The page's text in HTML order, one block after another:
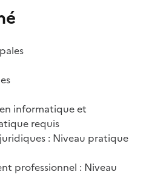
informatique et
requis
: Niveau pratique
professionnel : Niveau